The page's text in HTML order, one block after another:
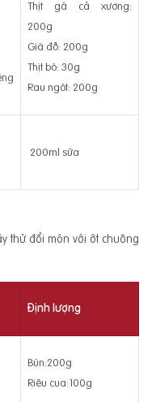
Thịt gà cả xương:
200g
Giá đỗ: 200g
Thịt bò: 30g
Rau ngót: 200g
200ml sữa
thử đổi món với ớt chuông
Định lượng
Bún:200g
Riêu cua:100g